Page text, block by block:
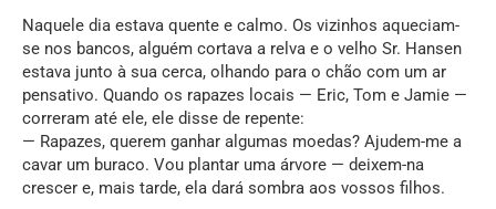
Naquele dia estava quente e calmo. Os vizinhos aqueciam-
se nos bancos, alguém cortava a relva e o velho Sr. Hansen
estava junto à sua cerca, olhando para o chão com um ar
pensativo. Quando os rapazes locais — Eric, Tom e Jamie —
correram até ele, ele disse de repente:
— Rapazes, querem ganhar algumas moedas? Ajudem-me a
cavar um buraco. Vou plantar uma árvore — deixem-na
crescer e, mais tarde, ela dará sombra aos vossos filhos.